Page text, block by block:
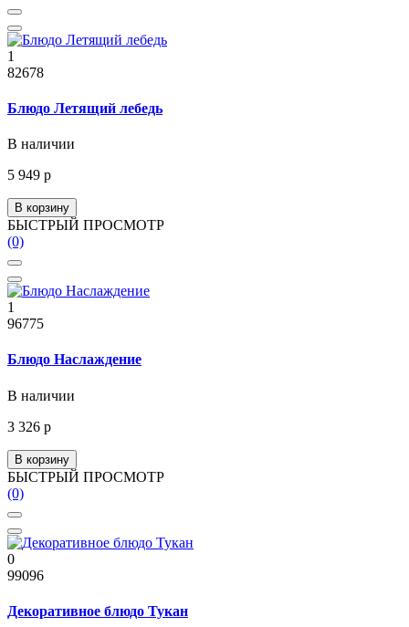
1
82678
Блюдо Летящий лебедь
В наличии
5 949 р
В корзину
БЫСТРЫЙ ПРОСМОТР
(0)
1
96775
Блюдо Наслаждение
В наличии
3 326 р
В корзину
БЫСТРЫЙ ПРОСМОТР
(0)
0
99096
Декоративное блюдо Тукан